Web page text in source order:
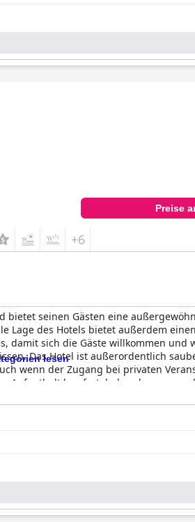
Preise
+6
bietet seinen Gästen eine
Lage des Hotels bietet außerdem
damit sich die Gäste willkommen und
Das Hotel ist außerordentlich
wenn der Zugang bei privaten
komfortabel und
wird in den meisten Bewertungen
ein außergewöhnliches 5-Sterne-Hotel,
lesen